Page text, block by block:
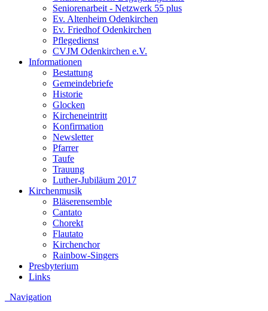
Seniorenarbeit - Netzwerk 55 plus
Ev. Altenheim Odenkirchen
Ev. Friedhof Odenkirchen
Pflegedienst
CVJM Odenkirchen e.V.
Informationen
Bestattung
Gemeindebriefe
Historie
Glocken
Kircheneintritt
Konfirmation
Newsletter
Pfarrer
Taufe
Trauung
Luther-Jubiläum 2017
Kirchenmusik
Bläserensemble
Cantato
Chorekt
Flautato
Kirchenchor
Rainbow-Singers
Presbyterium
Links
Navigation